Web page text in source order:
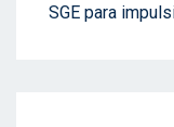
SGE para